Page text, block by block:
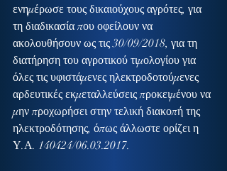
ενημέρωσε τους δικαιούχους αγρότες, για
τη διαδικασία που οφείλουν να
ακολουθήσουν ως τις 30/09/2018, για τη
διατήρηση του αγροτικού τιμολογίου για
όλες τις υφιστάμενες ηλεκτροδοτούμενες
αρδευτικές εκμεταλλεύσεις προκειμένου να
μην προχωρήσει στην τελική διακοπή της
ηλεκτροδότησης, όπως άλλωστε ορίζει η
Υ.Α. 140424/06.03.2017.